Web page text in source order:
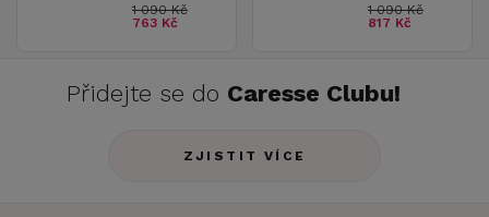
1 090 Kč
763 Kč
1 090 Kč
817 Kč
Přidejte se do Caresse Clubu!
ZJISTIT VÍCE